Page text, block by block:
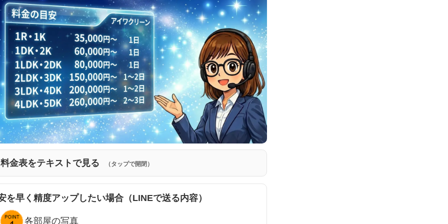
金表をテキストで見る （タップで開閉）
を早く精度アップしたい場合（LINEで送る内容）
各部屋の写真